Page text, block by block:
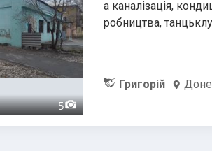
5
а каналізація,
робництва,
Григорій